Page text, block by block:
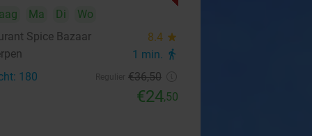
Ma Di
Wo
Spice Bazaar
8.4 star
1 min. directions_walk
180 €36,50
€24,50